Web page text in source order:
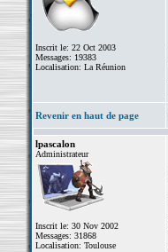
Inscrit le: 22 Oct 2003
Messages: 19383
Localisation: La Réunion
Revenir en haut de page
lpascalon
Administrateur
Inscrit le: 30 Nov 2002
Messages: 31868
Localisation: Toulouse